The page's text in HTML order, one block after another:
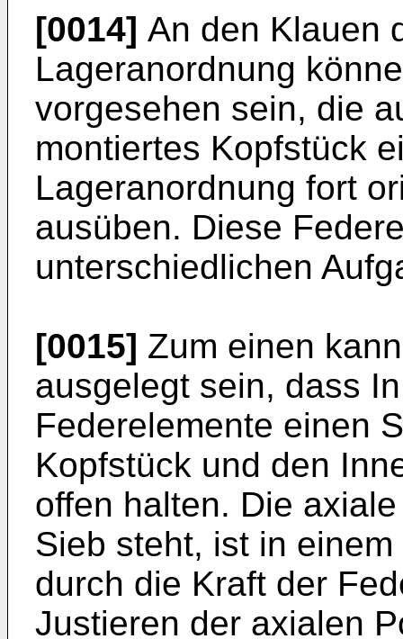
[0014] An den Klauen
Lageranordnung
vorgesehen sein, die
montiertes Kopfstück
Lageranordnung fort
ausüben. Diese
unterschiedlichen
[0015] Zum einen
ausgelegt sein, dass
Federelemente einen
Kopfstück und den
offen halten. Die
Sieb steht, ist in
durch die Kraft der
Justieren der axialen